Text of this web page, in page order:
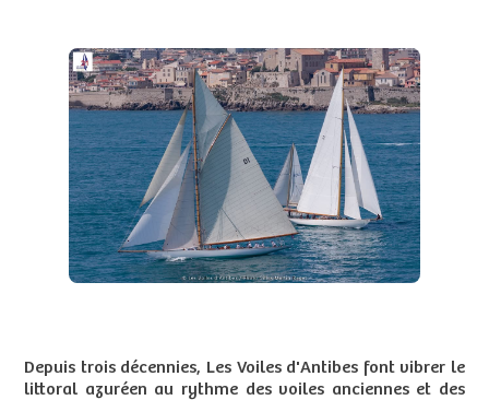
Depuis trois décennies, Les Voiles d'Antibes font vibrer le
littoral azuréen au rythme des voiles anciennes et des